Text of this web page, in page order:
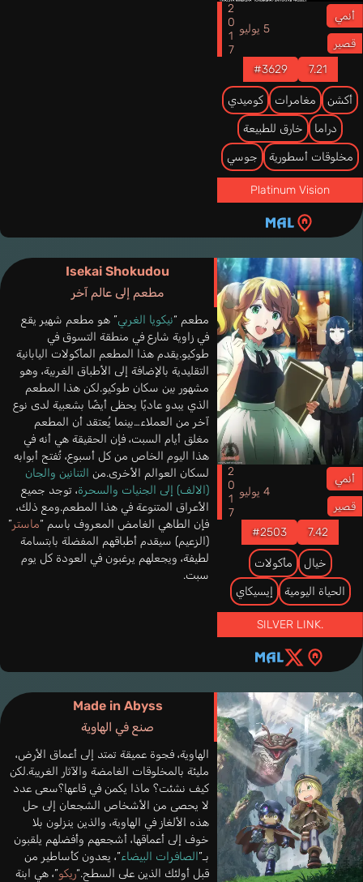
أنمي
قصير
5 يوليو 2017
7.21
#3629
أكشن مغامرات كوميدي
دراما خارق للطبيعة
مخلوقات أسطورية جوسي
Platinum Vision
Isekai Shokudou
مطعم إلى عالم آخر
أنمي
قصير
4 يوليو 2017
7.42
#2503
خيال مأكولات
الحياة اليومية إيسيكاي
SILVER LINK.
مطعم “نيكويا الغربي” هو مطعم شهير يقع
في زاوية شارع في منطقة التسوق في
طوكيو.يقدم هذا المطعم المأكولات اليابانية
التقليدية بالإضافة إلى الأطباق الغربية، وهو
مشهور بين سكان طوكيو.لكن هذا المطعم
الذي يبدو عاديًا يحظى أيضًا بشعبية لدى نوع
آخر من العملاء…بينما يُعتقد أن المطعم
مغلق أيام السبت، فإن الحقيقة هي أنه في
هذا اليوم الخاص من كل أسبوع، تُفتح أبوابه
لسكان العوالم الأخرى.من التنانين والجان
(الالف) إلى الجنيات والسحرة، توجد جميع
الأعراق المتنوعة في هذا المطعم.ومع ذلك،
فإن الطاهي الغامض المعروف باسم “ماستر”
(الزعيم) سيقدم أطباقهم المفضلة بابتسامة
لطيفة، ويجعلهم يرغبون في العودة كل يوم
سبت.
Made in Abyss
صنع في الهاوية
الهاوية، فجوة عميقة تمتد إلى أعماق الأرض،
مليئة بالمخلوقات الغامضة والآثار الغريبة.لكن
كيف نشئت؟ ماذا يكمن في قاعها؟سعى عدد
لا يحصى من الأشخاص الشجعان إلى حل
هذه الألغاز في الهاوية، والذين ينزلون بلا
خوف إلى أعماقها، أشجعهم وأفضلهم يلقبون
بـ”الصافرات البيضاء”، يعدون كأساطير من
قبل أولئك الذين على السطح.“ريكو”، هي ابنة